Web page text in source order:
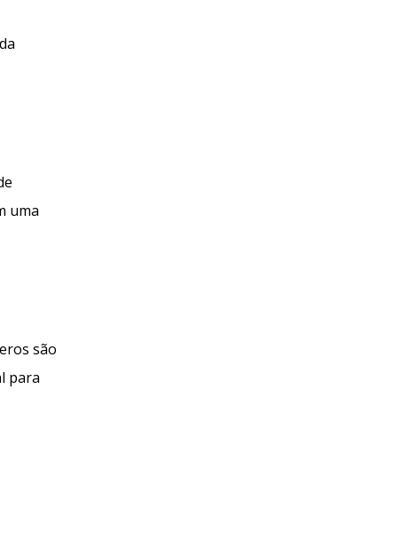
da
uma
são
para